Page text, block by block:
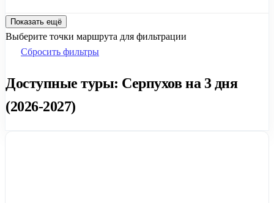
Показать ещё
Выберите точки маршрута для фильтрации
Сбросить фильтры
Доступные туры: Серпухов на 3 дня
(2026-2027)